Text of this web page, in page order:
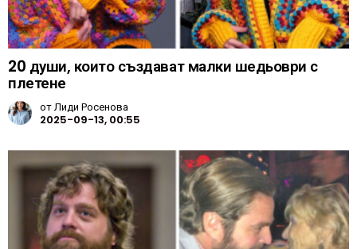
20 души, които създават малки шедьоври с
плетене
отЛиди Росенова
2025-09-13, 00:55